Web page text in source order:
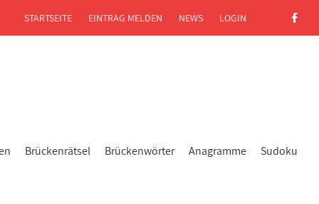
Brückenrätsel Brückenwörter Anagramme Sudoku
STARTSEITE EINTRAG MELDEN NEWS LOGIN